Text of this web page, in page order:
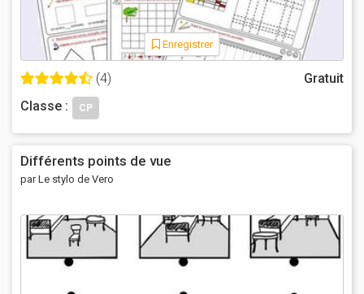
Enregistrer
(4)
Gratuit
Classe :
CP
Différents points de vue
par Le stylo de Vero